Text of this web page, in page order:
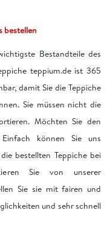
bestellen
Bestandteile des
teppium.de ist 365
damit Sie die Teppiche
Sie müssen nicht die
Möchten Sie den
können Sie uns
bestellten Teppiche bei
Sie von unserer
Sie sie mit fairen und
und sehr schnell